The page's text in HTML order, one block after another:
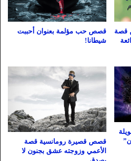
قصة
قصص حب مؤلمة بعنوان أحببت
شيطانا!
قصص قصيرة رومانسية قصة
الأعمي وزوجته عشق بجنون لا